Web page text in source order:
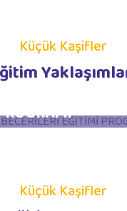
Küçük Kaşifler
Küçük Kaşifler